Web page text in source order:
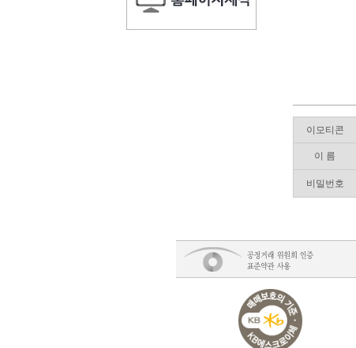
이모티콘
이 름
비밀번호